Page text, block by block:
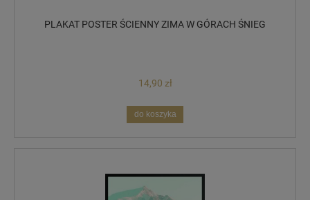
PLAKAT POSTER ŚCIENNY ZIMA W GÓRACH ŚNIEG
14,90 zł
do koszyka